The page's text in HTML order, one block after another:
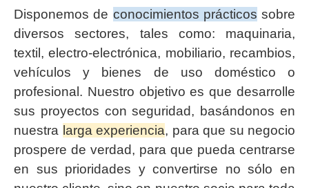
Disponemos de conocimientos prácticos sobre
diversos sectores, tales como: maquinaria,
textil, electro-electrónica, mobiliario, recambios,
vehículos y bienes de uso doméstico o
profesional. Nuestro objetivo es que desarrolle
sus proyectos con seguridad, basándonos en
nuestra larga experiencia, para que su negocio
prospere de verdad, para que pueda centrarse
en sus prioridades y convertirse no sólo en